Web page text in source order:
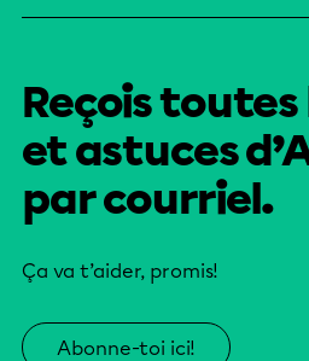
Reçois toutes
et astuces
par courriel.
Ça va t’aider, promis!
Abonne-toi ici!